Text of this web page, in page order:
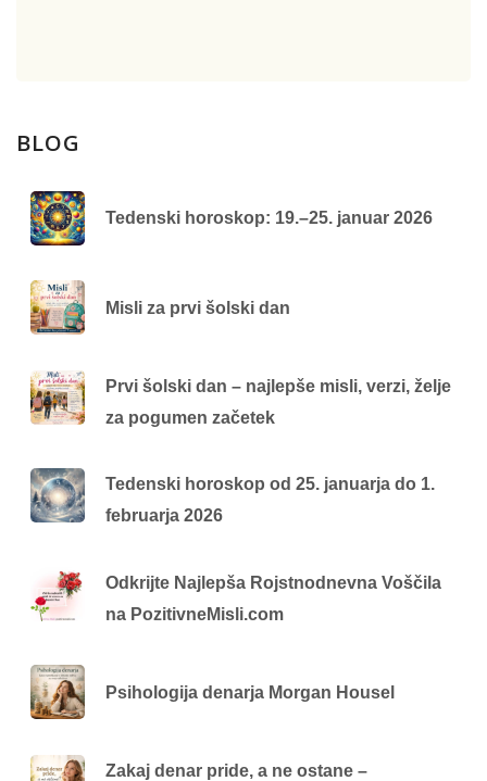
BLOG
Tedenski horoskop: 19.–25. januar 2026
Misli za prvi šolski dan
Prvi šolski dan – najlepše misli, verzi, želje
za pogumen začetek
Tedenski horoskop od 25. januarja do 1.
februarja 2026
Odkrijte Najlepša Rojstnodnevna Voščila
na PozitivneMisli.com
Psihologija denarja Morgan Housel
Zakaj denar pride, a ne ostane –